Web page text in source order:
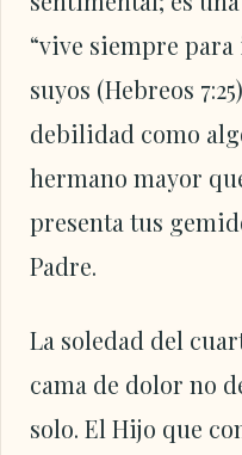
“vive siempre
suyos (Hebreos
debilidad como
hermano mayor
presenta tus
Padre.
La soledad del
cama de dolor no
solo. El Hijo que